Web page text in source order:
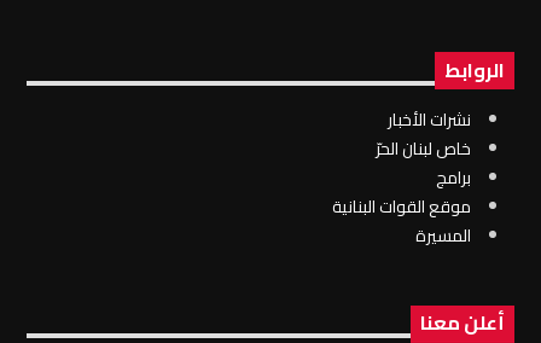
الروابط
نشرات الأخبار
خاص لبنان الحرّ
برامج
موقع القوات البنانية
المسيرة
أعلن معنا